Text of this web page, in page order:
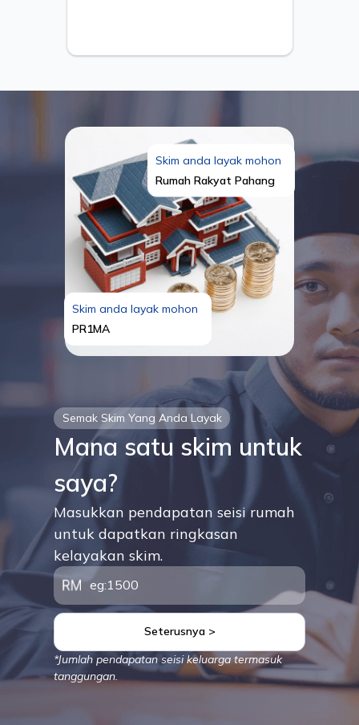
Semak Skim Yang Anda Layak
Mana satu skim untuk
saya?
Masukkan pendapatan seisi rumah
untuk dapatkan ringkasan
kelayakan skim.
Seterusnya >
*Jumlah pendapatan seisi keluarga termasuk
tanggungan.
Skim anda layak mohon
Rumah Rakyat Pahang
Skim anda layak mohon
PR1MA